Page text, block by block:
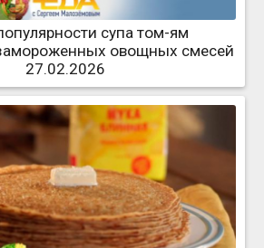
супа том-ям
овощных смесей
27.02.2026